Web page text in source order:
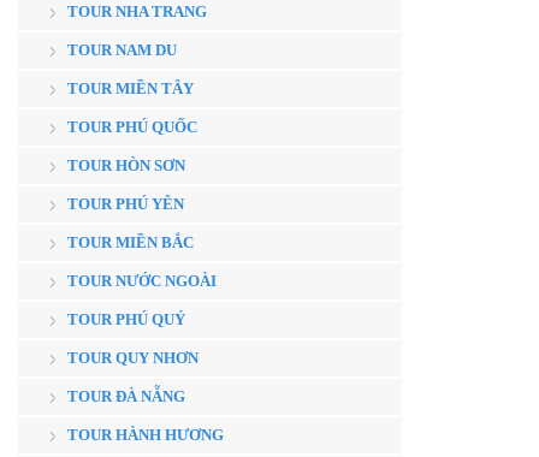
TOUR NHA TRANG
TOUR NAM DU
TOUR MIỀN TÂY
TOUR PHÚ QUỐC
TOUR HÒN SƠN
TOUR PHÚ YÊN
TOUR MIỀN BẮC
TOUR NƯỚC NGOÀI
TOUR PHÚ QUÝ
TOUR QUY NHƠN
TOUR ĐÀ NẴNG
TOUR HÀNH HƯƠNG